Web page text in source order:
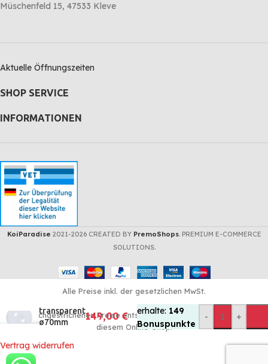
Müschenfeld 15, 47533 Kleve
Aktuelle Öffnungszeiten
SHOP SERVICE
INFORMATIONEN
KoiParadise 2021-2026 CREATED BY PremoShops. PREMIUM E-COMMERCE
SOLUTIONS.
transparent
ø70mm
149,00€
KOI
Bonuspunkte:
Artikel und
erhalte: 149
Bonuspunkte
- +
Alle Preise inkl. der gesetzlichen MwSt.
Die durchgestrichenen Preise entsprechen dem bisherigen Preis in
diesem Online-Shop.
Vertrag widerrufen